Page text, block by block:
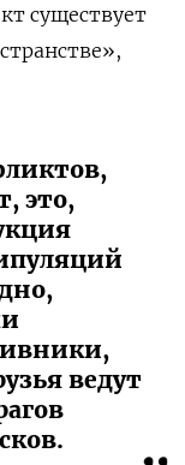
существует
это,
ведут